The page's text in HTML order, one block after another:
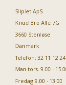
Sliplet ApS
Knud Bro Alle 7G
3660 Stenløse
Danmark
Telefon: 32 11 12 24
Man-tors. 9.00 -
Fredag 9.00 - 13.00